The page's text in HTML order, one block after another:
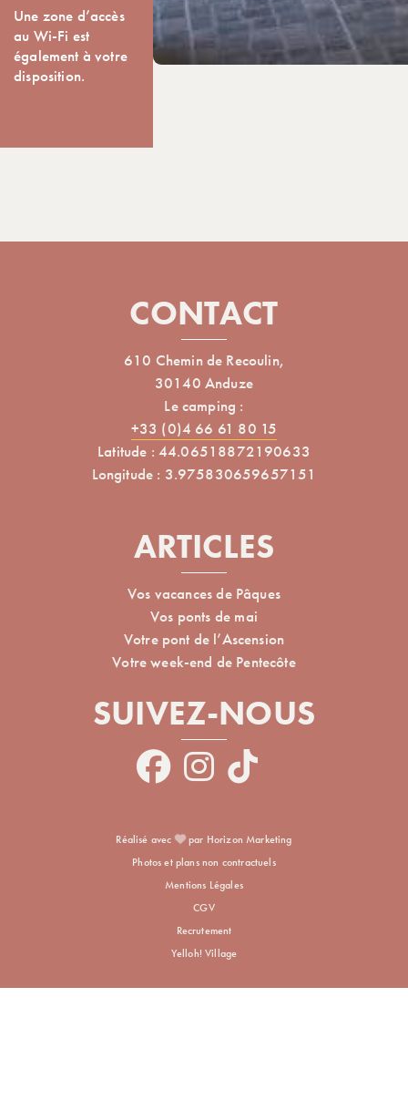
Une zone d’accès
au Wi-Fi est
également à votre
disposition.
CONTACT
610 Chemin de Recoulin,
30140 Anduze
Le camping :
+33 (0)4 66 61 80 15
Latitude : 44.06518872190633
Longitude : 3.975830659657151
ARTICLES
Vos vacances de Pâques
Vos ponts de mai
Votre pont de l’Ascension
Votre week-end de Pentecôte
SUIVEZ-NOUS
Réalisé avec
par Horizon Marketing
Photos et plans non contractuels
Mentions Légales
CGV
Recrutement
Yelloh! Village